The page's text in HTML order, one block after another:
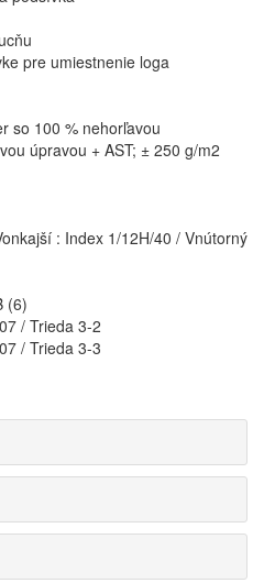
pre umiestnenie loga
so 100 % nehorľavou
úpravou + AST; ± 250 g/m2
: Index 1/12H/40 / Vnútorný
(6)
/ Trieda 3-2
/ Trieda 3-3